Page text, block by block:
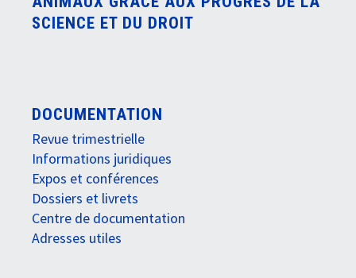
SCIENCE ET DU DROIT
DOCUMENTATION
Revue trimestrielle
Informations juridiques
Expos et conférences
Dossiers et livrets
Centre de documentation
Adresses utiles